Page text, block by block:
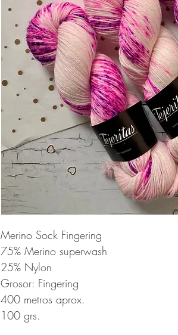
Merino Sock Fingering
75% Merino superwash
25% Nylon
Grosor: Fingering
400 metros aprox.
100 grs.